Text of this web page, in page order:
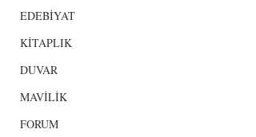
EDEBİYAT
KİTAPLIK
DUVAR
MAVİLİK
FORUM